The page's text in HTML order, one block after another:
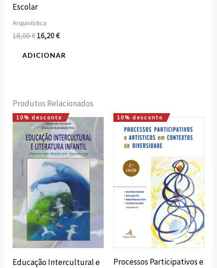
Escolar
Arquivística
18,00€ 16,20€
ADICIONAR
Produtos Relacionados
10% desconto
Educação Intercultural e
O
preço
original
era:
15,00 €.
O
preço
atual
é:
13,50 €.
10% desconto
Processos Participativos e
O
preço
original
era:
14,00 €.
O
preço
atual
é:
12,60 €.